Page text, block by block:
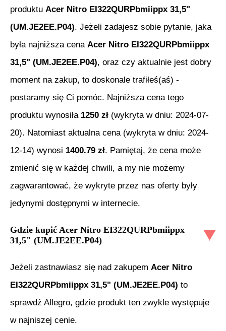
produktu Acer Nitro EI322QURPbmiippx 31,5"
(UM.JE2EE.P04). Jeżeli zadajesz sobie pytanie, jaka
była najniższa cena Acer Nitro EI322QURPbmiippx
31,5" (UM.JE2EE.P04), oraz czy aktualnie jest dobry
moment na zakup, to doskonale trafiłeś(aś) -
postaramy się Ci pomóc. Najniższa cena tego
produktu wynosiła 1250 zł (wykryta w dniu: 2024-07-
20). Natomiast aktualna cena (wykryta w dniu: 2024-
12-14) wynosi 1400.79 zł. Pamiętaj, że cena może
zmienić się w każdej chwili, a my nie możemy
zagwarantować, że wykryte przez nas oferty były
jedynymi dostępnymi w internecie.
Gdzie kupić Acer Nitro EI322QURPbmiippx
31,5" (UM.JE2EE.P04)
Jeżeli zastnawiasz się nad zakupem Acer Nitro
EI322QURPbmiippx 31,5" (UM.JE2EE.P04) to
sprawdź Allegro, gdzie produkt ten zwykle występuje
w najniszej cenie.